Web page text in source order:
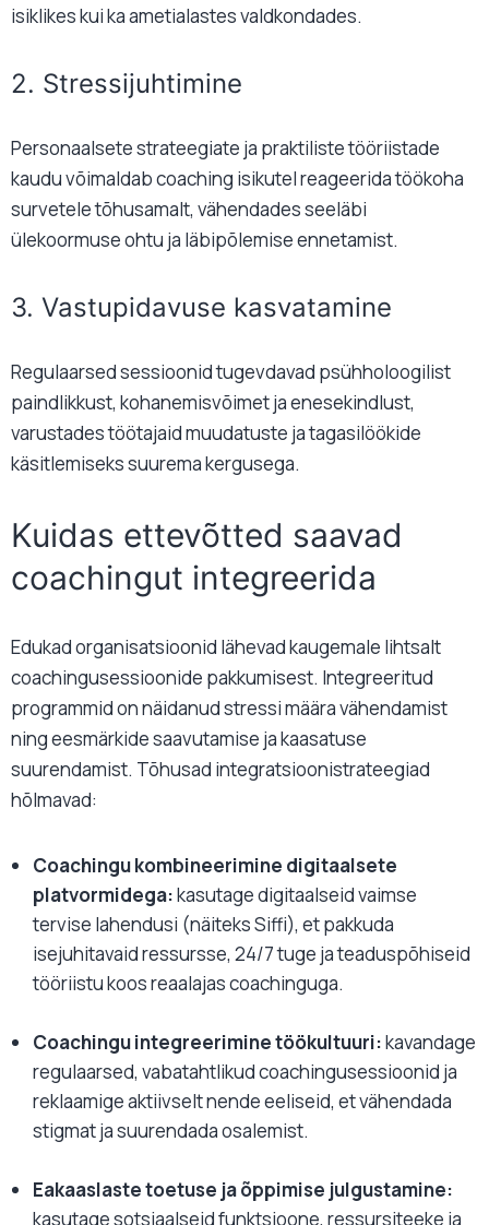
isiklikes kui ka ametialastes valdkondades.
2. Stressijuhtimine
Personaalsete strateegiate ja praktiliste tööriistade
kaudu võimaldab coaching isikutel reageerida töökoha
survetele tõhusamalt, vähendades seeläbi
ülekoormuse ohtu ja läbipõlemise ennetamist.
3. Vastupidavuse kasvatamine
Regulaarsed sessioonid tugevdavad psühholoogilist
paindlikkust, kohanemisvõimet ja enesekindlust,
varustades töötajaid muudatuste ja tagasilöökide
käsitlemiseks suurema kergusega.
Kuidas ettevõtted saavad
coachingut integreerida
Edukad organisatsioonid lähevad kaugemale lihtsalt
coachingusessioonide pakkumisest. Integreeritud
programmid on näidanud stressi määra vähendamist
ning eesmärkide saavutamise ja kaasatuse
suurendamist. Tõhusad integratsioonistrateegiad
hõlmavad:
Coachingu kombineerimine digitaalsete
platvormidega:kasutage digitaalseid vaimse
tervise lahendusi (näiteks Siffi), et pakkuda
isejuhitavaid ressursse, 24/7 tuge ja teaduspõhiseid
tööriistu koos reaalajas coachinguga.
Coachingu integreerimine töökultuuri:kavandage
regulaarsed, vabatahtlikud coachingusessioonid ja
reklaamige aktiivselt nende eeliseid, et vähendada
stigmat ja suurendada osalemist.
Eakaaslaste toetuse ja õppimise julgustamine:
kasutage sotsiaalseid funktsioone, ressursiteeke ja